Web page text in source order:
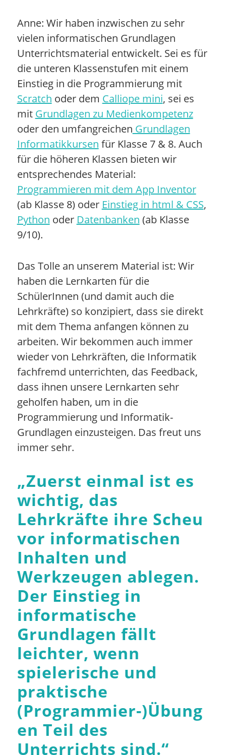
Anne: Wir haben inzwischen zu sehr
vielen informatischen Grundlagen
Unterrichtsmaterial entwickelt. Sei es für
die unteren Klassenstufen mit einem
Einstieg in die Programmierung mit
Scratch oder dem Calliope mini, sei es
mit Grundlagen zu Medienkompetenz
oder den umfangreichen Grundlagen
Informatikkursen für Klasse 7 & 8. Auch
für die höheren Klassen bieten wir
entsprechendes Material:
Programmieren mit dem App Inventor
(ab Klasse 8) oder Einstieg in html & CSS,
Python oder Datenbanken (ab Klasse
9/10).
Das Tolle an unserem Material ist: Wir
haben die Lernkarten für die
SchülerInnen (und damit auch die
Lehrkräfte) so konzipiert, dass sie direkt
mit dem Thema anfangen können zu
arbeiten. Wir bekommen auch immer
wieder von Lehrkräften, die Informatik
fachfremd unterrichten, das Feedback,
dass ihnen unsere Lernkarten sehr
geholfen haben, um in die
Programmierung und Informatik-
Grundlagen einzusteigen. Das freut uns
immer sehr.
„Zuerst einmal ist es
wichtig, das
Lehrkräfte ihre Scheu
vor informatischen
Inhalten und
Werkzeugen ablegen.
Der Einstieg in
informatische
Grundlagen fällt
leichter, wenn
spielerische und
praktische
(Programmier-)Übung
en Teil des
Unterrichts sind.“